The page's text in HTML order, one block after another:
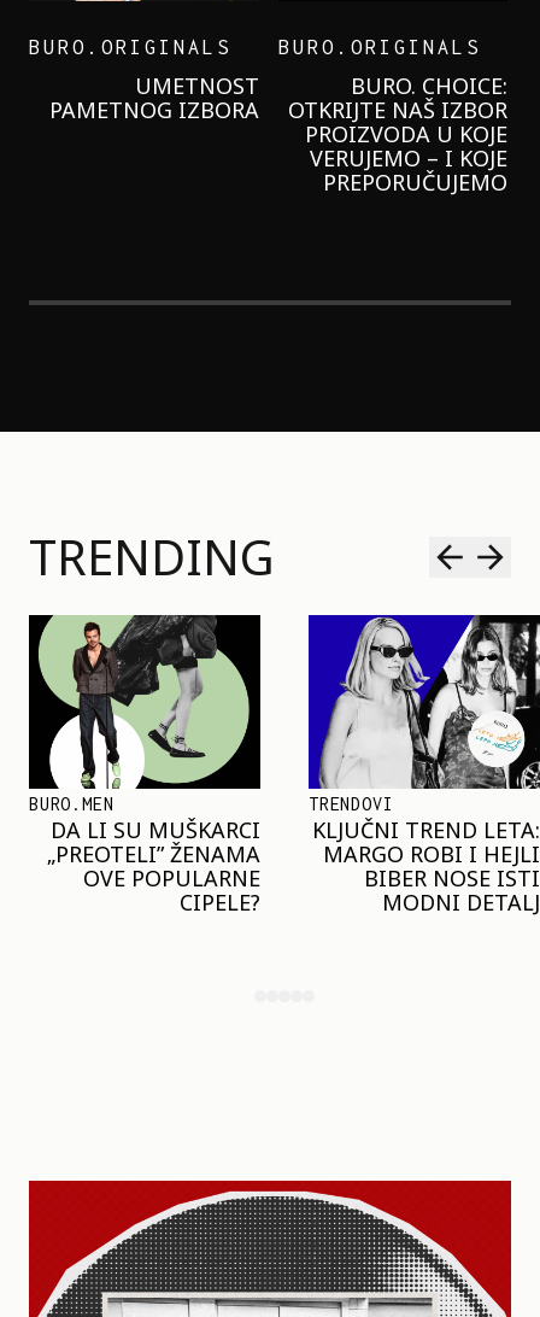
GARNIER KREMU I
NIKADA NIŠTA
LAGANIJE NISAM
KORISTILA
TRENDING
TRENDOVI
KLJUČNI TREND LETA:
MARGO ROBI I HEJLI
BIBER NOSE ISTI
MODNI DETALJ
SHOPPING
JOŠ JE RANO ZA JAKNE
– ALI U RESERVED JE
STIGAO MODEL KOJI
ĆE BITI VELIKI TREND